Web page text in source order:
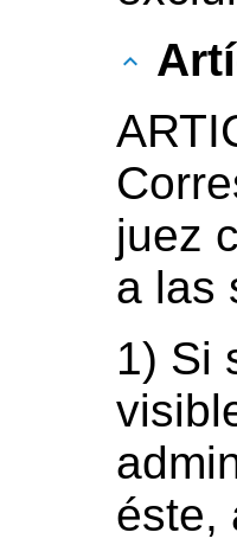
juez
a las
1) Si
éste,